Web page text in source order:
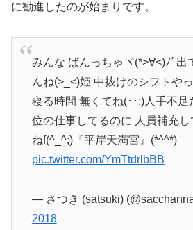
に勧進したのが始まりです。
みんな ばんっちゃヾ(*>∀<)ﾉﾞ出
んね(>_<)姫 中抜けのシフトや
寝る時間 無くてね(･･;)人手不足
位の仕事してるのに 人員補充し
ねf(^_^;)『平岸天満宮』(*^^*)
pic.twitter.com/YmTtdrlbBB
— さつき (satsuki)
2018